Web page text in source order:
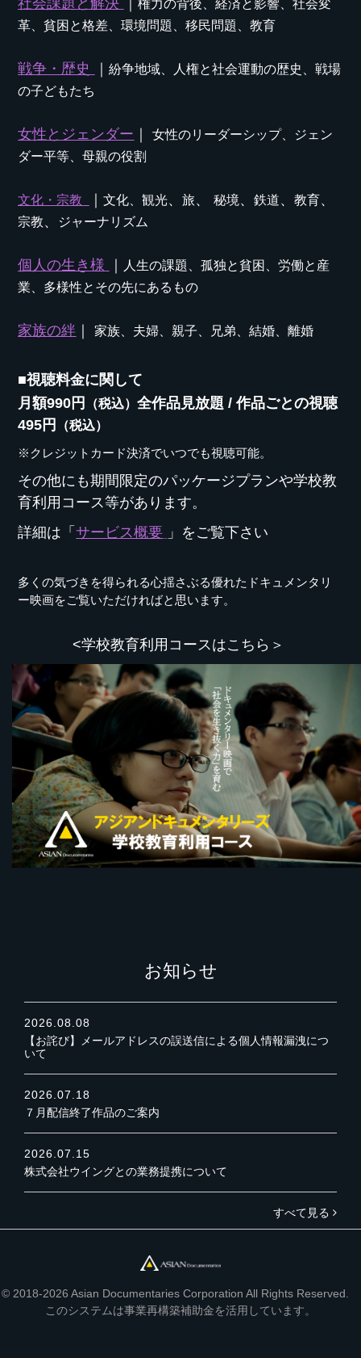
社会課題と解決 ｜権力の背後、経済と影響、社会変
革、貧困と格差、環境問題、移民問題、教育
戦争・歴史 ｜紛争地域、人権と社会運動の歴史、戦場
の子どもたち
女性とジェンダー ｜女性のリーダーシップ、ジェン
ダー平等、母親の役割
文化・宗教 ｜文化、観光、旅、秘境、鉄道、教育、
宗教、 ジャーナリズム
個人の生き様
人生の課題、孤独と貧困、労働と産
業、多様性とその先にあるもの
家族の絆 ｜家族、夫婦、親子、兄弟、結婚、離婚
■視聴料金に関して
月額990円
（税込）全作品見放題/作品ごとの視聴
495円
（税込）
※クレジットカード決済でいつでも視聴可能。
その他にも期間限定のパッケージプランや学校教
育利用コース等があります。
詳細は「サービス概要 」 をご覧下さい
多くの気づきを得られる心揺さぶる優れたドキュメンタリ
ー映画をご覧いただければと思います。
<学校教育利用コースはこちら＞
お知らせ
2026.08.08
【お詫び】メールアドレスの誤送信による個人情報漏洩につ
いて
2026.07.18
７月配信終了作品のご案内
2026.07.15
株式会社ウイングとの業務提携について
すべて見る
© 2018-2026 Asian Documentaries Corporation All Rights Reserved.
このシステムは事業再構築補助金を活用しています。